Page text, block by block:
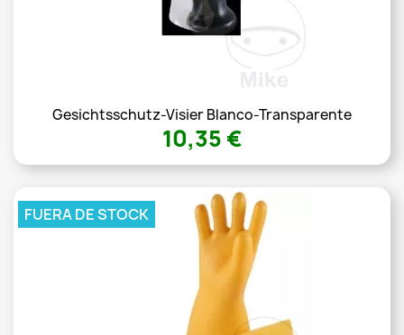
Gesichtsschutz-Visier Blanco-Transparente
10,35 €
FUERA DE STOCK